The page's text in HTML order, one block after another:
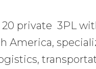
20 private 3PL
America,